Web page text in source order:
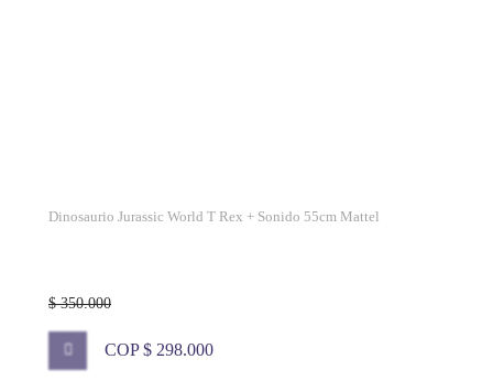
Dinosaurio Jurassic World T Rex + Sonido 55cm Mattel
$ 350.000
COP $ 298.000